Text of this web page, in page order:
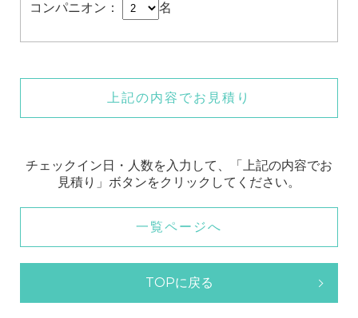
コンパニオン：
名
上記の内容でお見積り
チェックイン日・人数を入力して、「上記の内容でお
見積り」ボタンをクリックしてください。
一覧ページへ
TOPに戻る